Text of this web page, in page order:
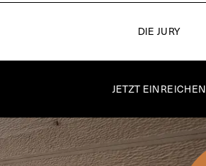
DIE JURY
JETZT EINREICHEN